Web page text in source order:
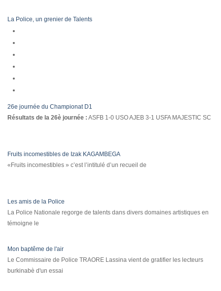
La Police, un grenier de Talents
26e journée du Championat D1
Résultats de la 26è journée : ASFB 1-0 USO AJEB 3-1 USFA MAJESTIC SC
Fruits incomestibles de Izak KAGAMBEGA
«Fruits incomestibles » c’est l’intitulé d’un recueil de
Les amis de la Police
La Police Nationale regorge de talents dans divers domaines artistiques en
témoigne le
Mon baptême de l'air
Le Commissaire de Police TRAORE Lassina vient de gratifier les lecteurs
burkinabè d'un essai